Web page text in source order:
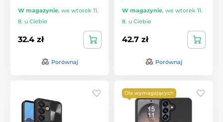
W magazynie, we wtorek 11.
8. u Ciebie
32.4 zł
Porównaj
W magazynie, we wtorek 11.
8. u Ciebie
42.7 zł
Porównaj
Dla wymagających